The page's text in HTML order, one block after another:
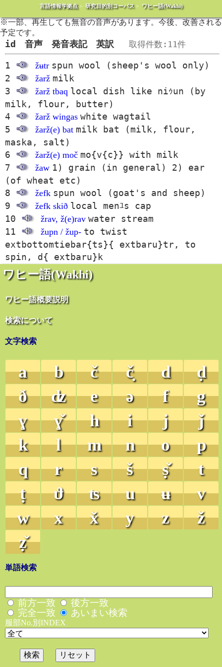
言語情報学拠点> 研究目的別コーパス> ワヒー語(Wakhi)
ワヒー語(Wakhi)
ワヒー語概要説明
検索について
文字検索
a b č č̣ d
ḍ
ð
ʣ e ə f
g
ɣ
ɣ̌ h i j
ǰ
k
l m n o
p
q
r s š ṣ̌
t
ṭ
ϑ ʦ u ʉ
v
w
x x̌ y z
ž
ẓ̌
単語検索
前方一致
後方一致
完全一致
あいまい検索
服部No.別INDEX
※一部、再生しても無音の音声があります。今後、改善される
予定です。
id 音声 発音表記 英訳 取得件数:11件
1 žʉtr spun wool (sheep's wool only)
2
žarž milk
3
žarž tbaq local dish like niｩun (by
milk, flour, butter)
4
žarž wingas white wagtail
5
žarž(e) bat milk bat (milk, flour,
maska, salt)
6
žarž(e) moč mo{v{c}} with milk
7
žaw 1) grain (in general) 2) ear
(of wheat etc)
8
žefk spun wool (goat's and sheep)
9
žefk skið local menﾕs cap
10
žrav, ž(e)rav water stream
11
župn / žup- to twist
extbottomtiebar{ts}{ extbaru}tr, to
spin, d{ extbaru}k